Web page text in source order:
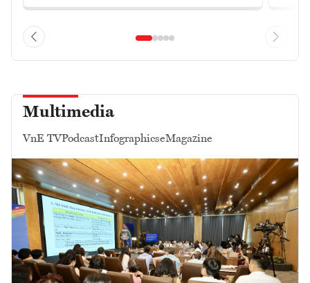
Multimedia
VnE TVPodcastInfographicseMagazine